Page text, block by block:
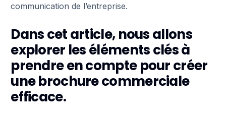
communication de l’entreprise.
Dans cet article, nous allons
explorer les éléments clés à
prendre en compte pour créer
une brochure commerciale
efficace.